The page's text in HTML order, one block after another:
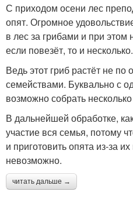
С приходом осени лес
опят. Огромное
в лес за грибами и при этом
если повезёт, то и несколько.
Ведь этот гриб растёт не
семействами. Буквально с
возможно собрать
В дальнейшей обработке,
участие вся семья, потому
и приготовить опята из-за
невозможно.
читать дальше →